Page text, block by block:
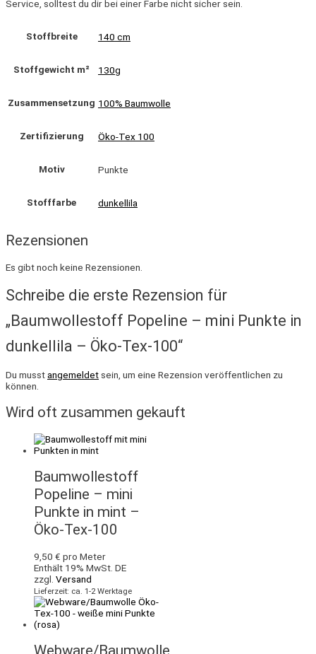
Service, solltest du dir bei einer Farbe nicht sicher sein.
Stoffbreite 140 cm
Stoffgewicht m² 130g
Zusammensetzung 100% Baumwolle
Zertifizierung Öko-Tex 100
Motiv Punkte
Stofffarbe dunkellila
Rezensionen
Es gibt noch keine Rezensionen.
Schreibe die erste Rezension für
„Baumwollestoff Popeline – mini Punkte in
dunkellila – Öko-Tex-100“
Du musstangemeldet sein, um eine Rezension veröffentlichen zu
können.
Wird oft zusammen gekauft
Baumwollestoff
Popeline – mini
Punkte in mint –
Öko-Tex-100
9,50 € pro Meter
Enthält 19% MwSt. DE
zzgl. Versand
Lieferzeit: ca. 1-2 Werktage
Webware/Baumwolle